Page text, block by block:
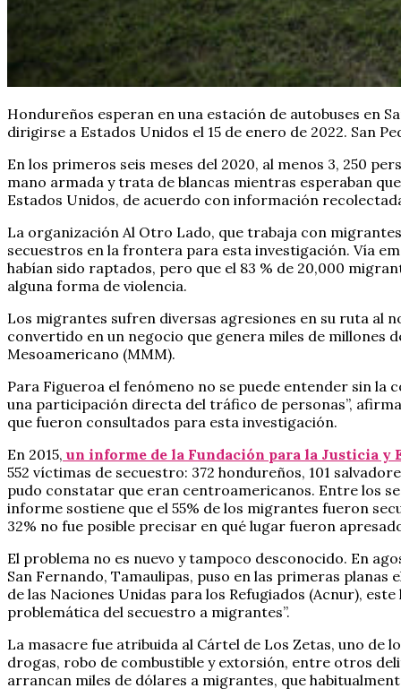
Hondureños esperan en una estación de autobuses en
dirigirse a Estados Unidos el 15 de enero de 2022. San
En los primeros seis meses del 2020, al menos 3, 250
mano armada y trata de blancas mientras esperaban
Estados Unidos, de acuerdo con información
La organización Al Otro Lado, que trabaja con
secuestros en la frontera para esta investigación. Vía
habían sido raptados, pero que el 83 % de 20,000
alguna forma de violencia.
Los migrantes sufren diversas agresiones en su ruta al
convertido en un negocio que genera miles de millones
Mesoamericano (MMM).
Para Figueroa el fenómeno no se puede entender sin la
una participación directa del tráfico de personas”,
que fueron consultados para esta investigación.
En 2015, un informe de la Fundación para la Justicia y
552 víctimas de secuestro: 372 hondureños, 101
pudo constatar que eran centroamericanos. Entre los
informe sostiene que el 55% de los migrantes fueron
32% no fue posible precisar en qué lugar fueron
El problema no es nuevo y tampoco desconocido. En
San Fernando, Tamaulipas, puso en las primeras
de las Naciones Unidas para los Refugiados (Acnur),
problemática del secuestro a migrantes”.
La masacre fue atribuida al Cártel de Los Zetas, uno
drogas, robo de combustible y extorsión, entre otros
arrancan miles de dólares a migrantes, que